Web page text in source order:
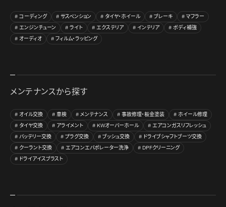
コーディング サスペンション タイヤ・ホイール ブレーキ
マフラー
エンジンチューン
ライト エクステリア インテリア
ボディ補強
オーディオ
フィルム・ラッピング
メンテナンスから探す
オイル交換 車検 メンテナンス 事故修理・板金塗装
ホイール修理
タイヤ交換
アライメント KWオーバーホール
エアコンガスリフレッシュ
バッテリー交換
プラグ交換 ブッシュ交換
ドライブシャフトブーツ交換
クーラント交換
エアコンエバポレーター洗浄
DPFクリーニング
ドライアイスブラスト